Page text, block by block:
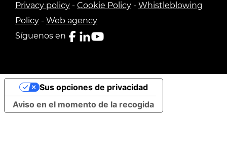
Privacy policy - Cookie Policy - Whistleblowing
Policy - Web agency
Síguenos en
Aviso en el momento de la recogida
Sus opciones de privacidad